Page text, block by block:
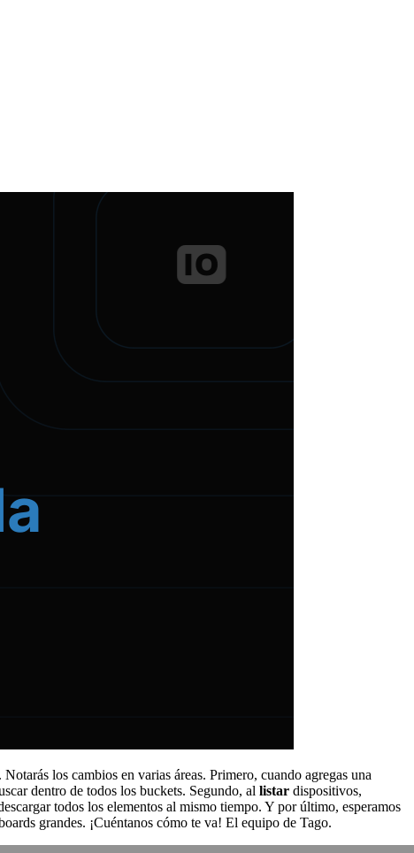
. Notarás los cambios en varias áreas. Primero, cuando agregas una
dentro de todos los buckets. Segundo, al listar dispositivos,
todos los elementos al mismo tiempo. Y por último, esperamos
grandes. ¡Cuéntanos cómo te va! El equipo de Tago.